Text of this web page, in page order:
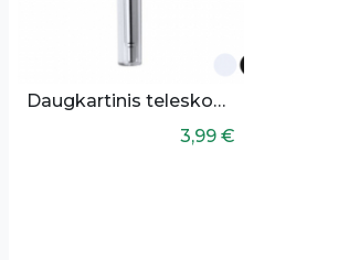
Daugkartinis teleskopinis šiaudelis
3,99 €